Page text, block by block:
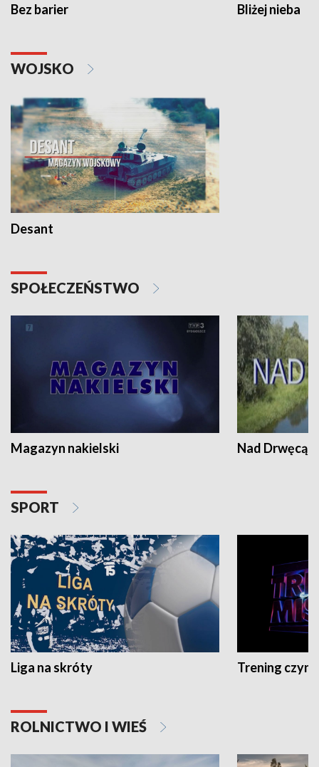
Bez barier Bliżej nieba
WOJSKO
Desant
SPOŁECZEŃSTWO
Magazyn nakielski Nad Drwęcą
SPORT
Liga na skróty Trening czyni
ROLNICTWO I WIEŚ